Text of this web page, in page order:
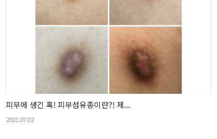
피부에 생긴 혹! 피부섬유종이란?! 제...
2021.07.02